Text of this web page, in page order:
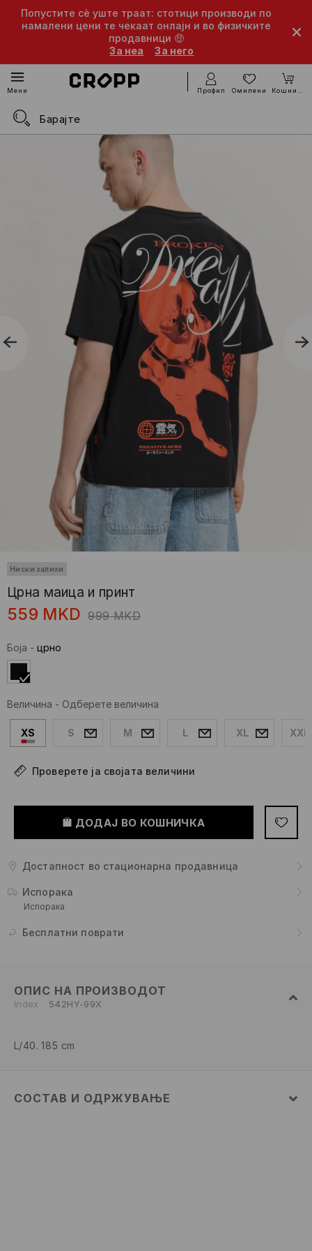
Попустите сè уште траат: стотици производи по
намалени цени те чекаат онлајн и во физичките
продавници 🤑
За неа
За него
Мени Профил Омилени Кошничка
Ниски залихи
Црнa маица и принт
559 MKD 999 MKD
Боја - црно
Величина - Одберете величина
XS S M L XL XXL
Проверете ја својата величини
ДОДАЈ ВО КОШНИЧКА
Достапност во стационарна продавница
Испорака
Испорака
Бесплатни поврати
ОПИС НА ПРОИЗВОДОТ
Index 542HY-99X
L/40. 185 cm
СОСТАВ И ОДРЖУВАЊЕ